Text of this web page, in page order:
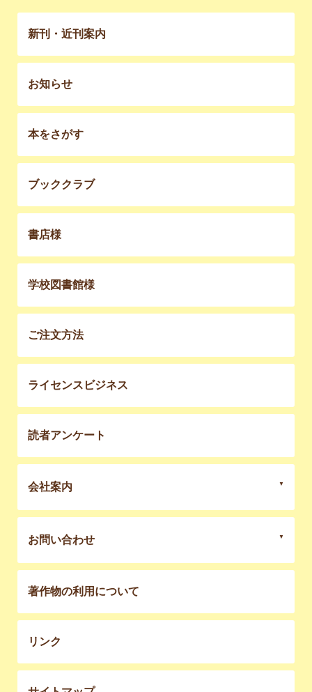
新刊・近刊案内
お知らせ
本をさがす
ブッククラブ
書店様
学校図書館様
ご注文方法
ライセンスビジネス
読者アンケート
会社案内
お問い合わせ
著作物の利用について
リンク